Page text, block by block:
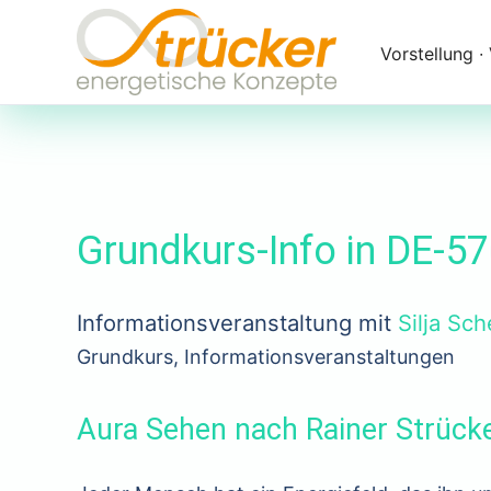
überspringen
Vorstellung ∙
Grundkurs-Info in DE-
Informationsveranstaltung mit Silja
Grundkurs, Informationsveranstaltungen
Aura Sehen nach Rainer